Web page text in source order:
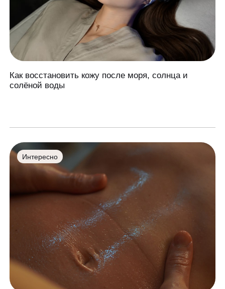
Как восстановить кожу после моря, солнца и
солёной воды
Интересно